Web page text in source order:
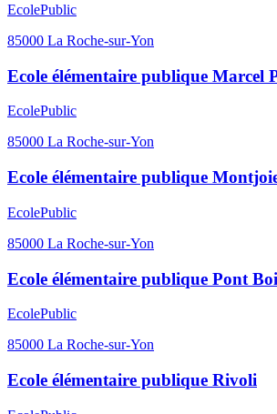
EcolePublic
85000 La Roche-sur-Yon
Ecole élémentaire publique Marcel
EcolePublic
85000 La Roche-sur-Yon
Ecole élémentaire publique
EcolePublic
85000 La Roche-sur-Yon
Ecole élémentaire publique Pont
EcolePublic
85000 La Roche-sur-Yon
Ecole élémentaire publique Rivoli